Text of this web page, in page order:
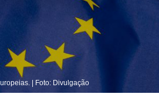
| Foto: Divulgação